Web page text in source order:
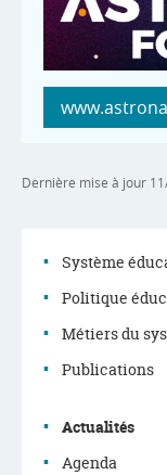
Dernière mise à jour
Menu
de
Système
Politique
Métiers du
Publications
Actualités
Agenda